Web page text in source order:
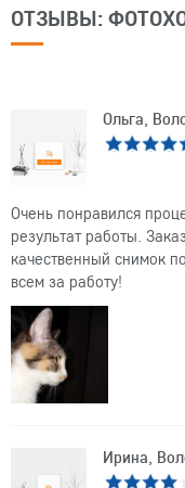
ОТЗЫВЫ:
Ольга,
Очень понравился
результат работы.
качественный снимок
всем за работу!
Ирина,